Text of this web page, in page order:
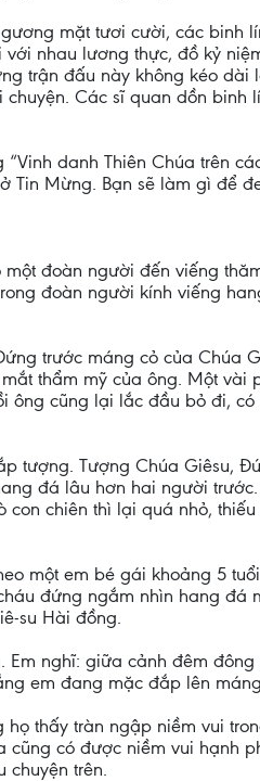
mặt tươi cười, các
nhau lương thực, đồ kỷ
trận đấu này không kéo
Các sĩ quan dồn binh
danh Thiên Chúa trên
Tin Mừng. Bạn sẽ làm gì để
đoàn người đến viếng
đoàn người kính viếng
trước máng cỏ của Chúa
thẩm mỹ của ông. Một
cũng lại lắc đầu bỏ đi,
tượng. Tượng Chúa Giêsu,
đá lâu hơn hai người
con chiên thì lại quá nhỏ,
một em bé gái khoảng 5
đứng ngắm nhìn hang
su Hài đồng.
Em nghĩ: giữa cảnh đêm
em đang mặc đắp lên
thấy tràn ngập niềm vui
cũng có được niềm vui hạnh
chuyện trên.